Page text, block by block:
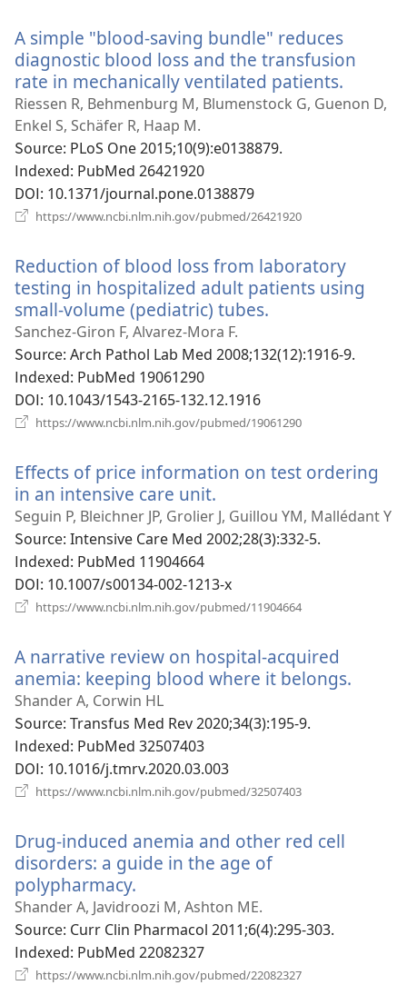
창
열
기)
A simple "blood-saving bundle" reduces
diagnostic blood loss and the transfusion
rate in mechanically ventilated patients.
로
Riessen R, Behmenburg M, Blumenstock G, Guenon D,
Enkel S, Schäfer R, Haap M.
Source‎: PLoS One 2015;10(9):e0138879.
Indexed‎: PubMed 26421920
DOI‎: 10.1371/journal.pone.0138879
https://www.ncbi.nlm.nih.gov/pubmed/26421920
창
열
기)
Reduction of blood loss from laboratory
testing in hospitalized adult patients using
small-volume (pediatric) tubes.
운
기)
Sanchez-Giron F, Alvarez-Mora F.
Source‎: Arch Pathol Lab Med 2008;132(12):1916-9.
Indexed‎: PubMed 19061290
DOI‎: 10.1043/1543-2165-132.12.1916
https://www.ncbi.nlm.nih.gov/pubmed/19061290
창
Effects of price information on test ordering
in an intensive care unit.
로
운
열
기)
Seguin P, Bleichner JP, Grolier J, Guillou YM, Mallédant Y
Source‎: Intensive Care Med 2002;28(3):332-5.
Indexed‎: PubMed 11904664
DOI‎: 10.1007/s00134-002-1213-x
https://www.ncbi.nlm.nih.gov/pubmed/11904664
창
열
기)
A narrative review on hospital-acquired
anemia: keeping blood where it belongs.
Shander A, Corwin HL
Source‎: Transfus Med Rev 2020;34(3):195-9.
Indexed‎: PubMed 32507403
DOI‎: 10.1016/j.tmrv.2020.03.003
https://www.ncbi.nlm.nih.gov/pubmed/32507403
창
Drug-induced anemia and other red cell
disorders: a guide in the age of
polypharmacy.
로
운
창
열
Shander A, Javidroozi M, Ashton ME.
Source‎: Curr Clin Pharmacol 2011;6(4):295-303.
Indexed‎: PubMed 22082327
https://www.ncbi.nlm.nih.gov/pubmed/22082327